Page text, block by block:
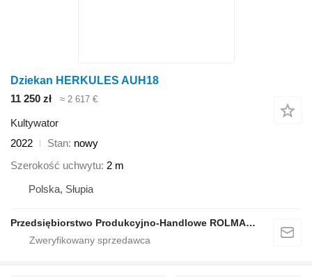
Dziekan HERKULES AUH18
11 250 zł
≈ 2 617 €
Kultywator
2022
Stan nowy
Szerokość uchwytu 2 m
Polska, Słupia
Przedsiębiorstwo Produkcyjno-Handlowe ROLMAPOL Marcin Dziekan